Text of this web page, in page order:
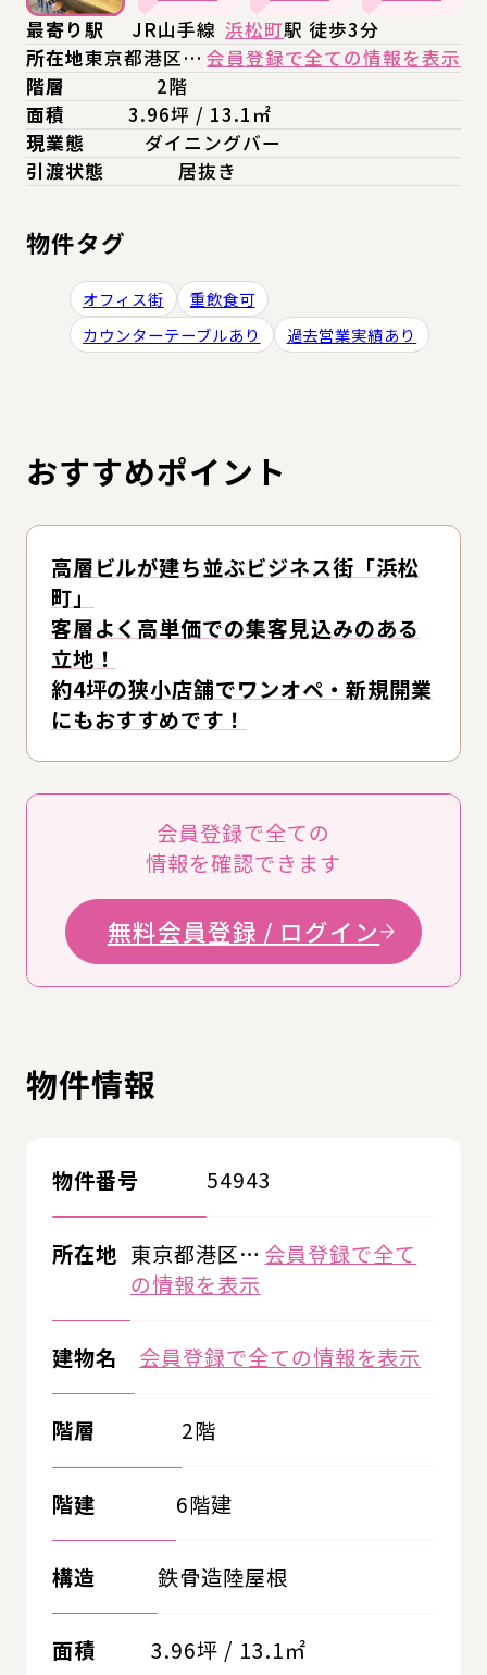
最寄り駅 JR山手線 浜松町駅 徒歩3分
所在地東京都港区… 会員登録で全ての情報を表示
階層
2階
面積
3.96坪 / 13.1㎡
現業態
ダイニングバー
引渡状態
居抜き
物件タグ
オフィス街
重飲食可
カウンターテーブルあり
過去営業実績あり
おすすめポイント
高層ビルが建ち並ぶビジネス街「浜松
町」
客層よく高単価での集客見込みのある
立地！
約4坪の狭小店舗でワンオペ・新規開業
にもおすすめです！
会員登録で全ての
情報を確認できます
無料会員登録 / ログイン
物件情報
物件番号 54943
所在地 東京都港区… 会員登録で全て
の情報を表示
建物名 会員登録で全ての情報を表示
階層 2階
階建 6階建
構造 鉄骨造陸屋根
面積 3.96坪 / 13.1㎡